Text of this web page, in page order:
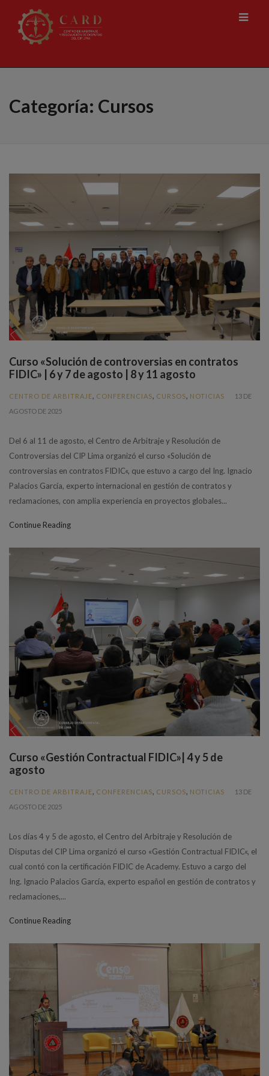
Categoría: Cursos
Curso «Solución de controversias en contratos
FIDIC» | 6 y 7 de agosto | 8 y 11 agosto
CENTRO DE ARBITRAJE, CONFERENCIAS, CURSOS, NOTICIAS
13 DE
AGOSTO DE 2025
Del 6 al 11 de agosto, el Centro de Arbitraje y Resolución de
Controversias del CIP Lima organizó el curso «Solución de
controversias en contratos FIDIC«, que estuvo a cargo del Ing. Ignacio
Palacios García, experto internacional en gestión de contratos y
reclamaciones, con amplia experiencia en proyectos globales...
Continue Reading
Curso «Gestión Contractual FIDIC»| 4 y 5 de
agosto
CENTRO DE ARBITRAJE, CONFERENCIAS, CURSOS, NOTICIAS
13 DE
AGOSTO DE 2025
Los días 4 y 5 de agosto, el Centro del Arbitraje y Resolución de
Disputas del CIP Lima organizó el curso «Gestión Contractual FIDIC«, el
cual contó con la certificación FIDIC de Academy. Estuvo a cargo del
Ing. Ignacio Palacios García, experto español en gestión de contratos y
reclamaciones,...
Continue Reading